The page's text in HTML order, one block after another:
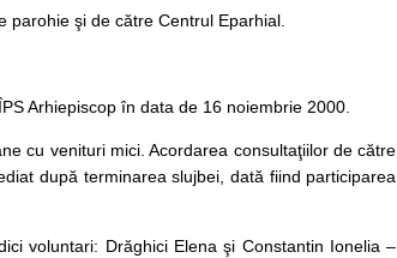
parohie şi de către Centrul Eparhial.
Arhiepiscop în data de 16 noiembrie 2000.
cu venituri mici. Acordarea consultaţiilor de către
după terminarea slujbei, dată fiind participarea
voluntari: Drăghici Elena şi Constantin Ionelia –